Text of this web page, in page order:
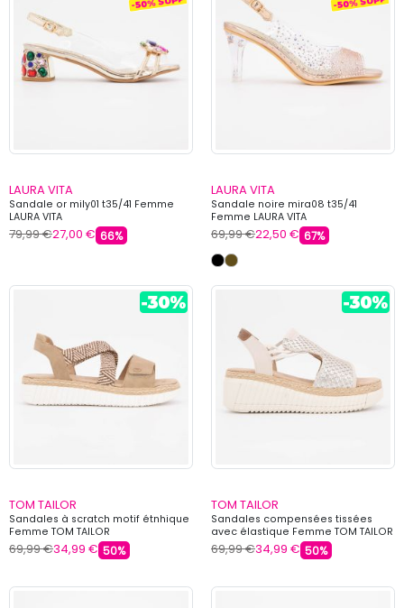
LAURA VITA
Sandale or mily01 t35/41 Femme
LAURA VITA
79,99 €27,00 € 66%
LAURA VITA
Sandale noire mira08 t35/41
Femme LAURA VITA
69,99 €22,50 € 67%
TOM TAILOR
Sandales à scratch motif étnhique
Femme TOM TAILOR
69,99 €34,99 € 50%
TOM TAILOR
Sandales compensées tissées
avec élastique Femme TOM TAILOR
69,99 €34,99 € 50%